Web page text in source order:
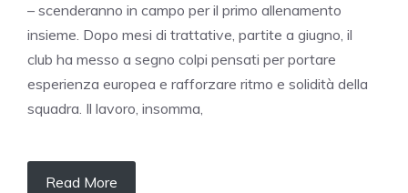
– scenderanno in campo per il primo allenamento
insieme. Dopo mesi di trattative, partite a giugno, il
club ha messo a segno colpi pensati per portare
esperienza europea e rafforzare ritmo e solidità della
squadra. Il lavoro, insomma,
Read More